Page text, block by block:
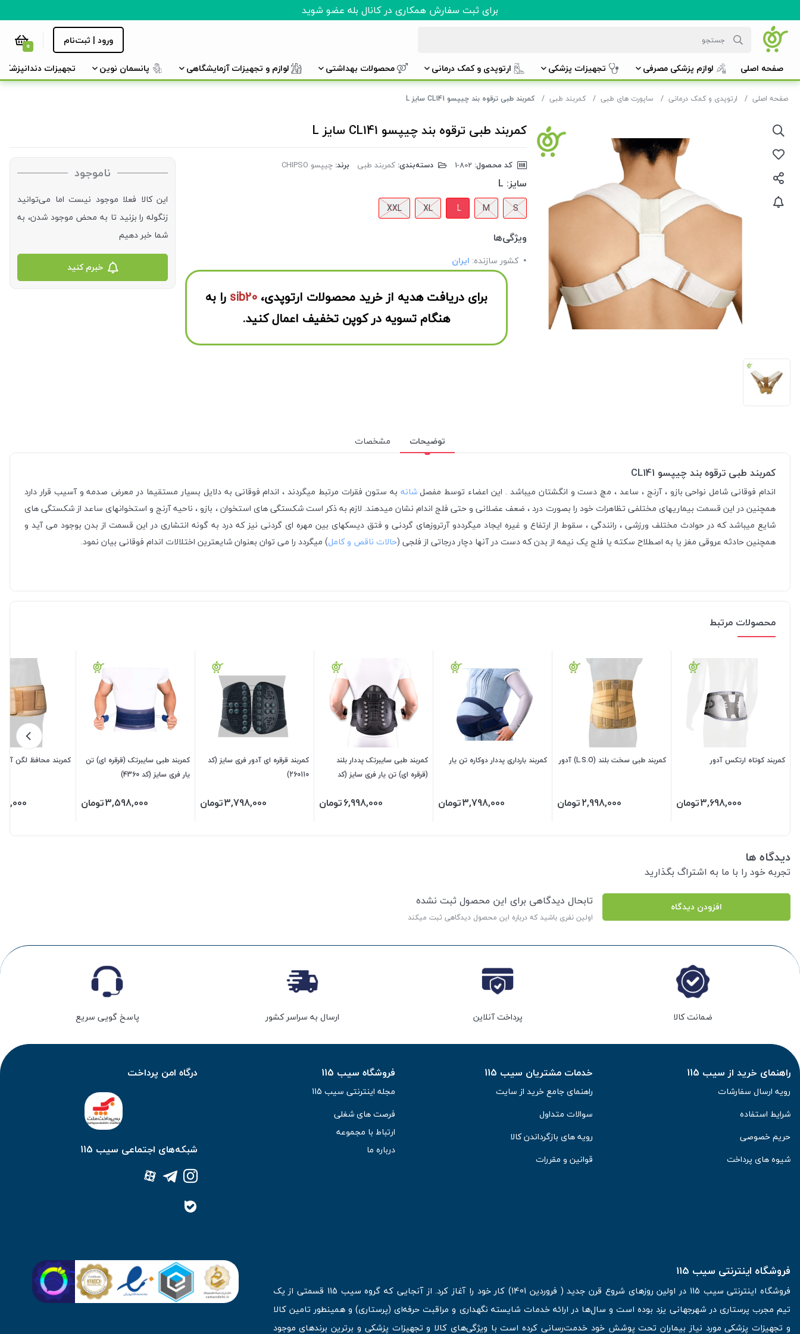
برای ثبت سفارش همکاری در کانال بله عضو شوید
ورود | ثبت‌نام 0
صفحه اصلی لوازم پزشکی مصرفی تجهیزات پزشکی ارتوپدی و کمک درمانی محصولات بهداشتی لوازم و تجهیزات آزمایشگاهی پانسمان نوین تجهیزات دندانپزشکی
صفحه اصلی ارتوپدی و کمک درمانی ساپورت های طبی کمربند طبی کمربند طبی ترقوه بند چیپسو CL141 سایز L
کمربند طبی ترقوه بند چیپسو CL141 سایز L
کد محصول: دسته‌بندی: کمربند طبی برند: چیپسو CHIPSO
سایز: L
S
M
L
XL
XXL
ویژگی‌ها
کشور سازنده: ایران
برای دریافت هدیه از خرید محصولات ارتوپدی، sib20 را به
هنگام تسویه در کوپن تخفیف اعمال کنید.
ناموجود
این کالا فعلا موجود نیست اما می‌توانید
زنگوله را بزنید تا به محض موجود شدن، به
شما خبر دهیم
خبرم کنید
توضیحات مشخصات
کمربند طبی ترقوه بند چیپسو CL141
اندام فوقانی شامل نواحی بازو ، آرنج ، ساعد ، مچ دست و انگشتان میباشد . این اعضاء توسط مفصلشانه به ستون فقرات مرتبط میگردند ، اندام فوقانی به دلایل بسیار مستقیما در معرض صدمه و آسیب قرار دارد
همچنین در این قسمت بیماریهای مختلفی تظاهرات خود را بصورت درد ، ضعف عضلانی و حتی فلج اندام نشان میدهند. لازم به ذکر است شکستگی های استخوان ، بازو ، ناحیه آرنج و استخوانهای ساعد از شکستگی های
شایع میباشد که در حوادث مختلف ورزشی ، رانندگی ، سقوط از ارتفاع و غیره ایجاد میگرددو آرتروزهای گردنی و فتق دیسکهای بین مهره ای گردنی نیز که درد به گونه انتشاری در این قسمت از بدن بوجود می آید و
همچنین حادثه عروقی مغز یا به اصطلاح سکته یا فلج یک نیمه از بدن که دست در آنها دچار درجاتی از فلجی (حالات ناقص و کامل) میگردد را می توان بعنوان شایعترین اختلالات اندام فوقانی بیان نمود.
محصولات مرتبط
کمربند کوتاه ارتکس آدور
3,698,000تومان
کمربند طبی سخت بلند (L.S.O) آدور
2,998,000تومان
کمربند بارداری پددار دوکاره تن یار
3,798,000تومان
کمربند طبی سایبرتک پددار بلند
(قرقره ای) تن یار فری سایز (کد
6,998,000تومان
کمربند قرقره ای آدور فری سایز (کد
260110)
3,798,000تومان
کمربند طبی سایبرتک (قرقره ای) تن
یار فری سایز (کد 4360)
3,598,000تومان
کمربند محافظ لگن آدور
دیدگاه ها
تجربه خود را با ما به اشتراگ بگذارید
افزودن دیدگاه تابحال دیدگاهی برای این محصول ثبت نشده
اولین نفری باشید که درباره این محصول دیدگاهی ثبت میکند
ضمانت کالا پرداخت آنلاین ارسال به سراسر کشور پاسخ گویی سریع
راهنمای خرید از سیب 115
رویه ارسال سفارشات
شرایط استفاده
حریم خصوصی
شیوه های پرداخت
خدمات مشتریان سیب 115
راهنمای جامع خرید از سایت
سوالات متداول
رویه های بازگرداندن کالا
قوانین و مقررات
فروشگاه سیب 115
مجله اینترنتی سیب 115
فرصت های شغلی
ارتباط با مجموعه
درباره ما
درگاه امن پرداخت
شبکه‌های اجتماعی سیب 115
فروشگاه اینترنتی سیب 115
فروشگاه اینترنتی سیب 115 در اولین روزهای شروع قرن جدید ( فروردین 1401) کار خود را آغاز کرد. از آنجایی که گروه سیب 115 قسمتی از یک
تیم مجرب پرستاری در شهرجهانی یزد بوده است و سال‌ها در ارائه خدمات شایسته نگهداری و مراقبت حرفه‌ای (پرستاری) و همینطور تامین کالا
و تجهیزات پزشکی مورد نیاز بیماران تحت پوشش خود خدمت‌رسانی کرده است با ویژگی‌های کالا و تجهیزات پزشکی و برترین برندهای موجود